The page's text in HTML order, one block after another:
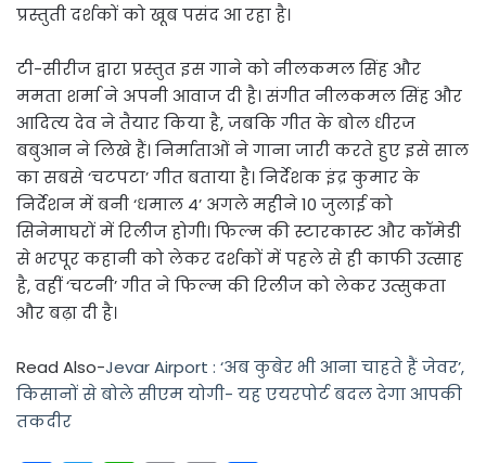
प्रस्तुती दर्शकों को खूब पसंद आ रहा है।
टी-सीरीज द्वारा प्रस्तुत इस गाने को नीलकमल सिंह और
ममता शर्मा ने अपनी आवाज दी है। संगीत नीलकमल सिंह और
आदित्य देव ने तैयार किया है, जबकि गीत के बोल धीरज
बबुआन ने लिखे हैं। निर्माताओं ने गाना जारी करते हुए इसे साल
का सबसे ‘चटपटा’ गीत बताया है। निर्देशक इंद्र कुमार के
निर्देशन में बनी ‘धमाल 4’ अगले महीने 10 जुलाई को
सिनेमाघरों में रिलीज होगी। फिल्म की स्टारकास्ट और कॉमेडी
से भरपूर कहानी को लेकर दर्शकों में पहले से ही काफी उत्साह
है, वहीं ‘चटनी’ गीत ने फिल्म की रिलीज को लेकर उत्सुकता
और बढ़ा दी है।
Read Also-Jevar Airport : ‘अब कुबेर भी आना चाहते हैं जेवर’,
किसानों से बोले सीएम योगी- यह एयरपोर्ट बदल देगा आपकी
तकदीर